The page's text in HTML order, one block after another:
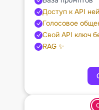
Доступ к API
Голосовое
Свой API ключ
RAG ✨